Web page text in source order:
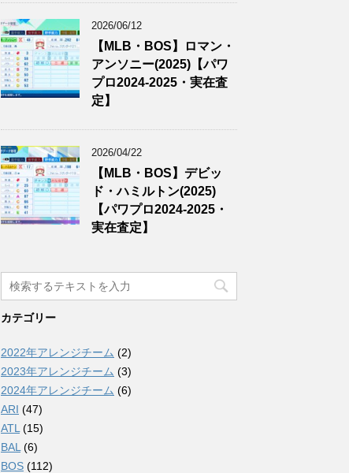
2026/06/12
【MLB・BOS】ロマン・
アンソニー(2025)【パワ
プロ2024-2025・実在査
定】
2026/04/22
【MLB・BOS】デビッ
ド・ハミルトン(2025)
【パワプロ2024-2025・
実在査定】
カテゴリー
2022年アレンジチーム (2)
2023年アレンジチーム (3)
2024年アレンジチーム (6)
ARI (47)
ATL (15)
BAL (6)
BOS (112)